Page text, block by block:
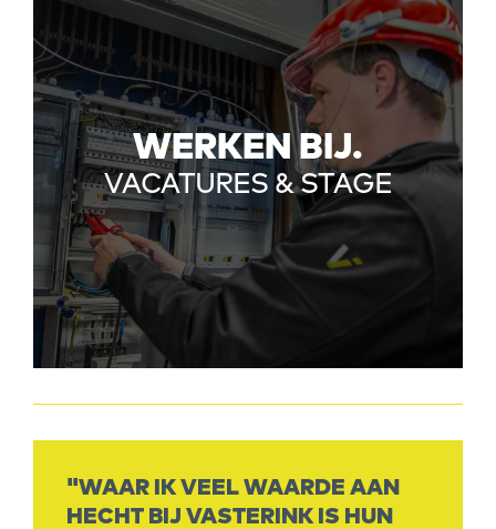
WERKEN BIJ.
VACATURES & STAGE
"WAAR IK VEEL WAARDE AAN
HECHT BIJ VASTERINK IS HUN